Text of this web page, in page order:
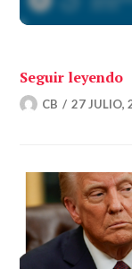
Seguir leyendo
CB 27 JULIO,